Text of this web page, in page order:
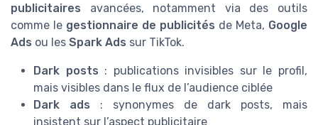
publicitaires avancées, notamment via des outils
comme le gestionnaire de publicités de Meta, Google
Ads ou les Spark Ads sur TikTok.
Dark posts : publications invisibles sur le profil,
mais visibles dans le flux de l’audience ciblée
Dark ads : synonymes de dark posts, mais
insistent sur l’aspect publicitaire